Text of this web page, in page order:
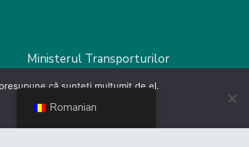
Ministerul Transporturilor
MInisterul FInanțelor
Romanian
că sunteți mulțumit de el.